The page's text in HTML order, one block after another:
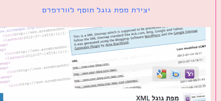
יצירת מפת גוגל תוסף לוורדפרס